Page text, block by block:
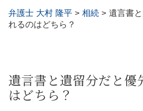
弁護士 大村 隆平 > 相続 > 遺言書
れるのはどちら？
遺言書と遺留分だと優
はどちら？